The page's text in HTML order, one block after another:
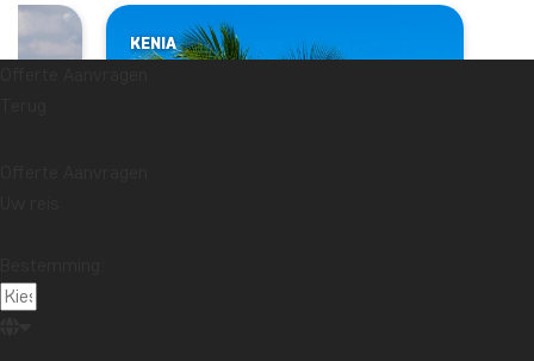
KENIA